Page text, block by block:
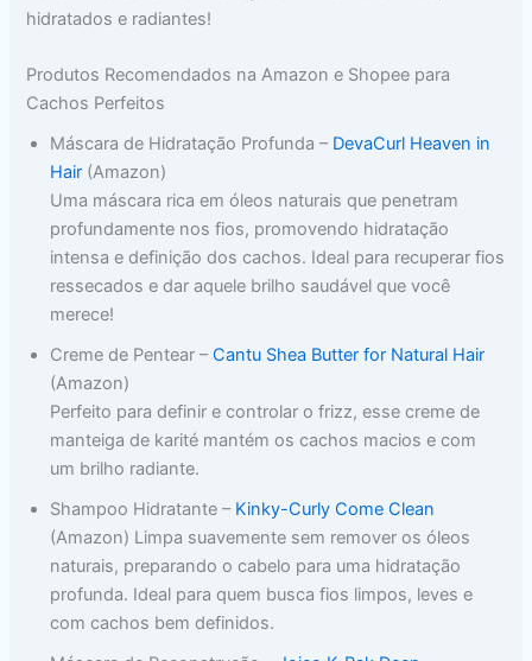
hidratados e radiantes!
Produtos Recomendados na Amazon e Shopee para
Cachos Perfeitos
Máscara de Hidratação Profunda – DevaCurl Heaven in
Hair (Amazon)
Uma máscara rica em óleos naturais que penetram
profundamente nos fios, promovendo hidratação
intensa e definição dos cachos. Ideal para recuperar fios
ressecados e dar aquele brilho saudável que você
merece!
Creme de Pentear – Cantu Shea Butter for Natural Hair
(Amazon)
Perfeito para definir e controlar o frizz, esse creme de
manteiga de karité mantém os cachos macios e com
um brilho radiante.
Shampoo Hidratante – Kinky-Curly Come Clean
(Amazon) Limpa suavemente sem remover os óleos
naturais, preparando o cabelo para uma hidratação
profunda. Ideal para quem busca fios limpos, leves e
com cachos bem definidos.